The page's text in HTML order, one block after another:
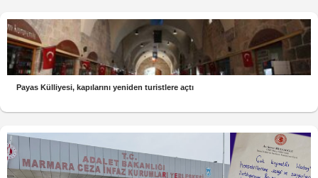
Payas Külliyesi, kapılarını yeniden turistlere açtı